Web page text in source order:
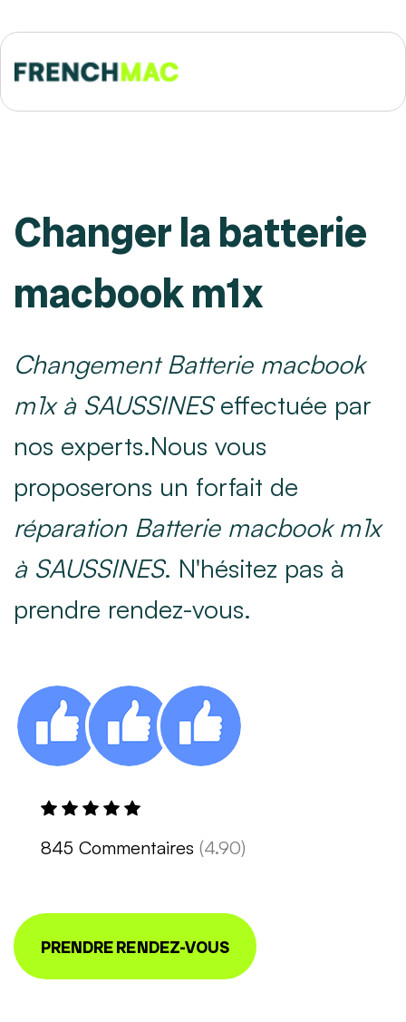
Changer la batterie
macbook m1x
Changement Batterie macbook
m1x à SAUSSINESeffectuée par
nos experts.Nous vous
proposerons un forfait de
réparation Batterie macbook m1x
à SAUSSINES. N'hésitez pas à
prendre rendez-vous.
845 Commentaires (4.90)
PRENDRE RENDEZ-VOUS